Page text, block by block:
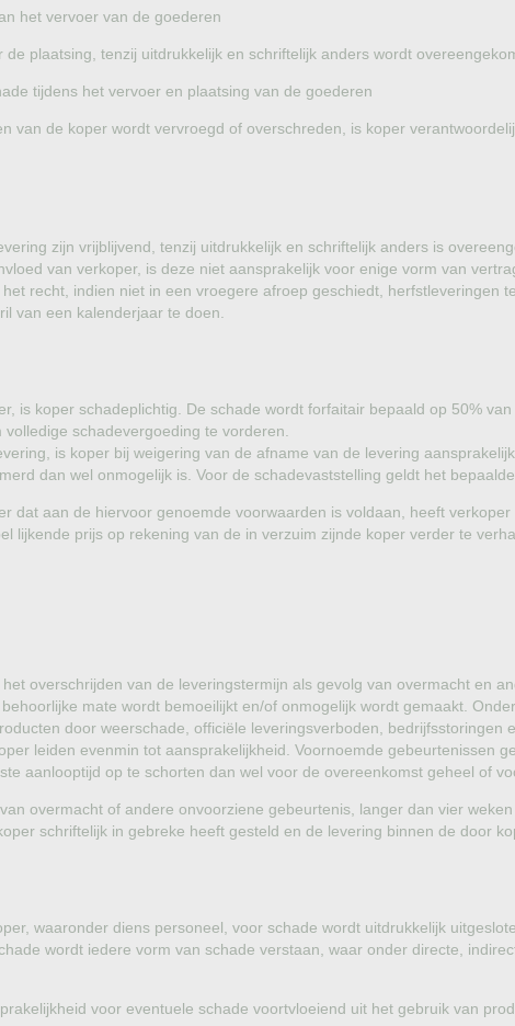
het vervoer van de goederen
plaatsing, tenzij uitdrukkelijk en schriftelijk anders wordt
tijdens het vervoer en plaatsing van de goederen
van de koper wordt vervroegd of overschreden, is koper
zijn vrijblijvend, tenzij uitdrukkelijk en schriftelijk anders is
van verkoper, is deze niet aansprakelijk voor enige vorm van
recht, indien niet in een vroegere afroep geschiedt, herfstleveringen
van een kalenderjaar te doen.
is koper schadeplichtig. De schade wordt forfaitair bepaald op 50%
schadevergoeding te vorderen.
is koper bij weigering van de afname van de levering
dan wel onmogelijk is. Voor de schadevaststelling geldt het
dat aan de hiervoor genoemde voorwaarden is voldaan, heeft
lijkende prijs op rekening van de in verzuim zijnde koper verder te
overschrijden van de leveringstermijn als gevolg van overmacht en
mate wordt bemoeilijkt en/of onmogelijk wordt gemaakt.
door weerschade, officiële leveringsverboden, bedrijfsstoringen
leiden evenmin tot aansprakelijkheid. Voornoemde gebeurtenissen
aanlooptijd op te schorten dan wel voor de overeenkomst geheel of
overmacht of andere onvoorziene gebeurtenis, langer dan vier
schriftelijk in gebreke heeft gesteld en de levering binnen de door
waaronder diens personeel, voor schade wordt uitdrukkelijk
wordt iedere vorm van schade verstaan, waar onder directe,
voor eventuele schade voortvloeiend uit het gebruik van